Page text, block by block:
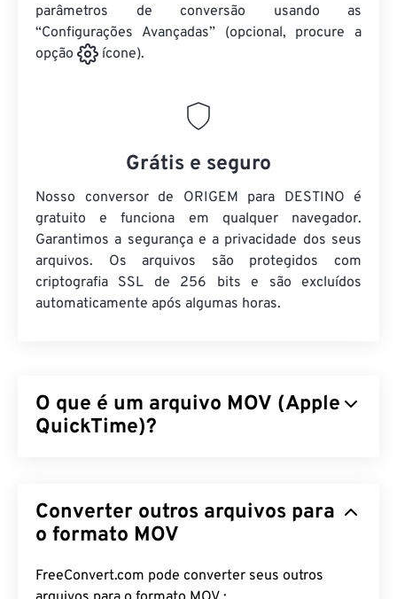
parâmetros de conversão usando as
“Configurações Avançadas” (opcional, procure a
opção
ícone).
Grátis e seguro
Nosso conversor de ORIGEM para DESTINO é
gratuito e funciona em qualquer navegador.
Garantimos a segurança e a privacidade dos seus
arquivos. Os arquivos são protegidos com
criptografia SSL de 256 bits e são excluídos
automaticamente após algumas horas.
O que é um arquivo MOV (Apple
QuickTime)?
multimídia, incluindo3De realidade virtual (RV) . É
conhecido por ser útil para salvar arquivos
características marcantes é que ele armazena
Converter outros arquivos para
o formato MOV
FreeConvert.com pode converter seus outros